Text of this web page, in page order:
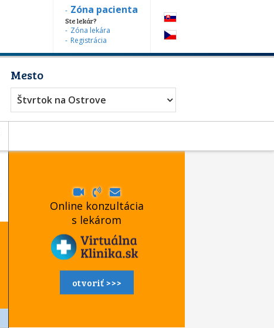
Zóna pacienta
Ste lekár?
Zóna lekára
Registrácia
Mesto
Štvrtok na Ostrove
Online konzultácia
s lekárom
otvoriť >>>